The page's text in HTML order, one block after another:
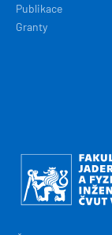
Publikace
Granty
Obrázek